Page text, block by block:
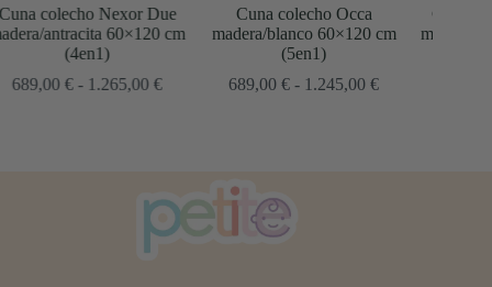
Cuna colecho Occa
madera/blanco 60×120 cm
(5en1)
689,00 € - 1.245,00
Rango
1.245,00 €
Cuna colecho Nexor Due
madera/marengo 60×120 cm
(4en1)
689,00 € - 1.265,00